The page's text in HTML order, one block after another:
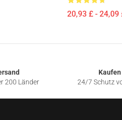
20,93 £ - 24,09
200 Länder
24/7 Schutz